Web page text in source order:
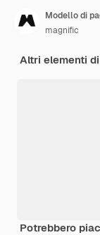
Modello di
magnific
Altri elementi
Potrebbero